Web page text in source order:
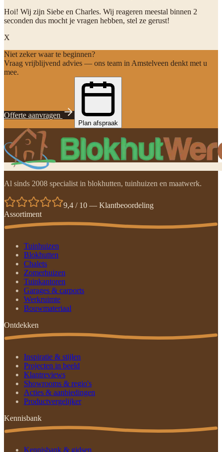
Hoi! Wij zijn Siebe en Charles. Wij reageren meestal binnen 2
seconden dus mocht je vragen hebben, stel ze gerust!
X
Niet zeker waar te beginnen?
Vraag vrijblijvend advies — ons team in Amstelveen denkt met u
mee.
Offerte aanvragen
Plan afspraak
Al sinds 2008 specialist in blokhutten, tuinhuizen en maatwerk.
9,4 / 10 — Klantbeoordeling
Assortiment
Tuinhuizen
Blokhutten
Chalets
Zomerhuizen
Tuinkantoren
Garages & carports
Werkruimte
Bouwmateriaal
Ontdekken
Inspiratie & stijlen
Projecten in beeld
Klantreviews
Showrooms & regio's
Acties & aanbiedingen
Productvergelijker
Kennisbank
Kennisbank & gidsen